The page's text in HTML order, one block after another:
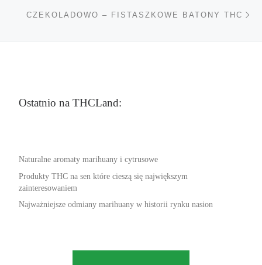
CZEKOLADOWO – FISTASZKOWE BATONY THC
Ostatnio na THCLand:
Naturalne aromaty marihuany i cytrusowe
Produkty THC na sen które cieszą się największym
zainteresowaniem
Najważniejsze odmiany marihuany w historii rynku nasion